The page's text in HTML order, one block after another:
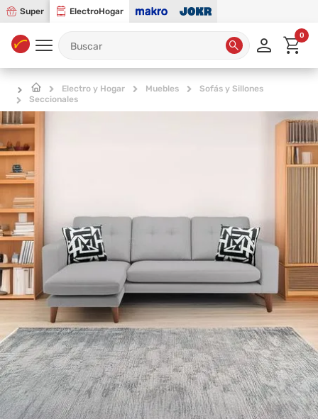
Super ElectroHogar
0
Electro y Hogar Muebles
Sofás y Sillones
Seccionales